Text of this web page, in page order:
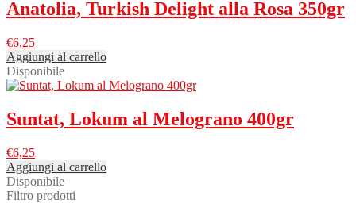
Anatolia, Turkish Delight alla Rosa 350gr
€6,25
Aggiungi al carrello
Disponibile
Suntat, Lokum al Melograno 400gr
€6,25
Aggiungi al carrello
Disponibile
Filtro prodotti